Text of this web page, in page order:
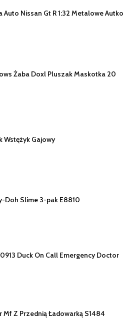
Auto Nissan Gt R 1:32 Metalowe Autko
Żaba Doxl Pluszak Maskotka 20
Wstężyk Gajowy
Doh Slime 3-pak E8810
Duck On Call Emergency Doctor
Mf Z Przednią Ładowarką S1484